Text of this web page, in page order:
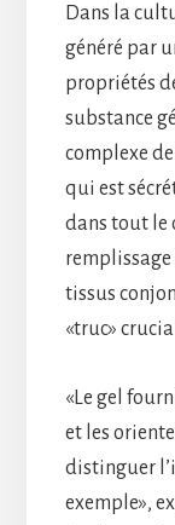
Dans la
généré par
propriétés
substance
complexe
qui est
dans tout le
tissus
«truc»
«Le gel
et les
distinguer
exemple»,